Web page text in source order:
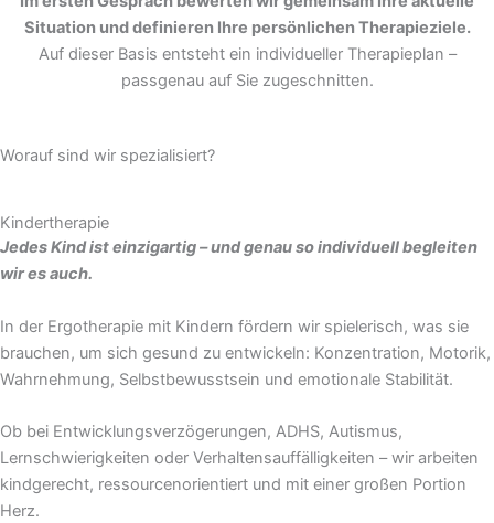
Situation und definieren Ihre persönlichen Therapieziele.
Auf dieser Basis entsteht ein individueller Therapieplan –
passgenau auf Sie zugeschnitten.
Worauf sind wir spezialisiert?
Kindertherapie
Jedes Kind ist einzigartig – und genau so individuell begleiten
wir es auch.
In der Ergotherapie mit Kindern fördern wir spielerisch, was sie
brauchen, um sich gesund zu entwickeln: Konzentration, Motorik,
Wahrnehmung, Selbstbewusstsein und emotionale Stabilität.
Ob bei Entwicklungsverzögerungen, ADHS, Autismus,
Lernschwierigkeiten oder Verhaltensauffälligkeiten – wir arbeiten
kindgerecht, ressourcenorientiert und mit einer großen Portion
Herz.